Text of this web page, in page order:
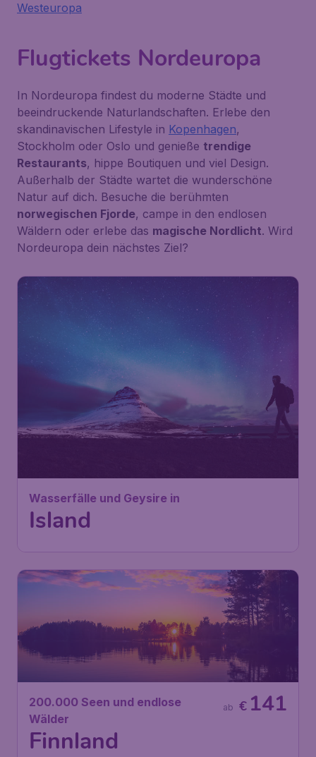
Westeuropa
Flugtickets Nordeuropa
In Nordeuropa findest du moderne Städte und
beeindruckende Naturlandschaften. Erlebe den
skandinavischen Lifestyle in Kopenhagen,
Stockholm oder Oslo und genieße trendige
Restaurants, hippe Boutiquen und viel Design.
Außerhalb der Städte wartet die wunderschöne
Natur auf dich. Besuche die berühmten
norwegischen Fjorde, campe in den endlosen
Wäldern oder erlebe das magische Nordlicht. Wird
Nordeuropa dein nächstes Ziel?
Wasserfälle und Geysire in
Island
200.000 Seen und endlose
Wälder
Finnland
€ 141
ab